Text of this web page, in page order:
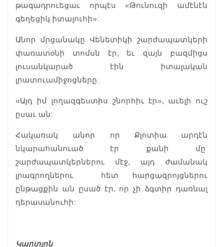
թագադրուեցաւ որպէս «Թունուզի ամէնէն
գեղեցիկ իտալուհի»:
Անոր մրցանակը Վենետիկի շարժապատկերի
փառատօնի տոմսն էր, եւ զայն բազմիցս
լուսանկարած էին իտալական
լրատուամիջոցները:
«Այդ իմ լողազգեստիս շնորհիւ էր», աւելի ուշ
ըսաւ ան:
Հակառակ անոր որ Քլոտիա արդէն
նկարահանուած էր քանի մը
շարժապատկերներու մէջ, այդ ժամանակ
լրագրողներու հետ հարցազրոյցներու
ընթացքին ան ըսած էր, որ չի ձգտիր դառնալ
դերասանուհի:
Կարտյըն